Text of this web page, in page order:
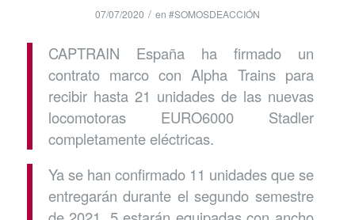
07/07/2020 / en #SOMOSDEACCIÓN
CAPTRAIN España ha firmado un
contrato marco con Alpha Trains para
recibir hasta 21 unidades de las nuevas
locomotoras EURO6000 Stadler
completamente eléctricas.
Ya se han confirmado 11 unidades que se
entregarán durante el segundo semestre